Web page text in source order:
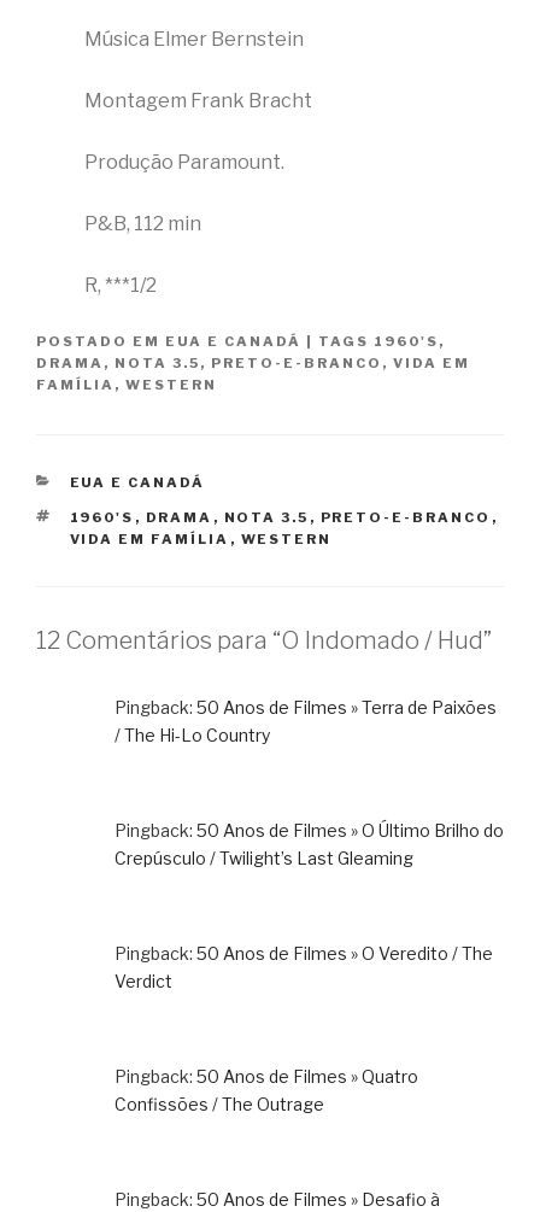
Música Elmer Bernstein
Montagem Frank Bracht
Produção Paramount.
P&B, 112 min
R, ***1/2
POSTADO EM EUA E CANADÁ | TAGS 1960'S ,
DRAMA , NOTA 3.5 , PRETO-E-BRANCO , VIDA EM
FAMÍLIA , WESTERN
CATEGORIAS
EUA E CANADÁ
TAGS
1960'S , DRAMA , NOTA 3.5 , PRETO-E-BRANCO ,
VIDA EM FAMÍLIA , WESTERN
12 Comentários para “O Indomado / Hud”
Pingback: 50 Anos de Filmes » Terra de Paixões
/ The Hi-Lo Country
Pingback: 50 Anos de Filmes » O Último Brilho do
Crepúsculo / Twilight’s Last Gleaming
Pingback: 50 Anos de Filmes » O Veredito / The
Verdict
Pingback: 50 Anos de Filmes » Quatro
Confissões / The Outrage
Pingback: 50 Anos de Filmes » Desafio à